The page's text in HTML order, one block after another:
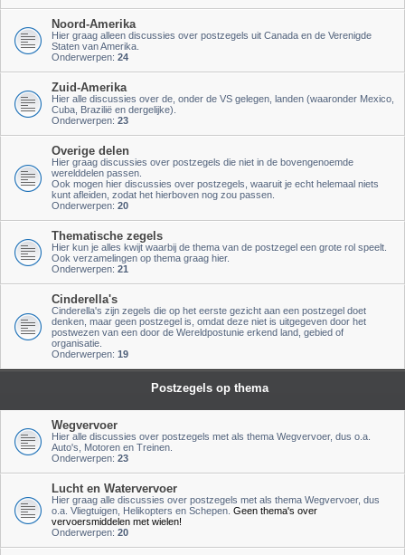
Noord-Amerika
Hier graag alleen discussies over postzegels uit Canada en de Verenigde
Staten van Amerika.
Onderwerpen: 24
Zuid-Amerika
Hier alle discussies over de, onder de VS gelegen, landen (waaronder Mexico,
Cuba, Brazilië en dergelijke).
Onderwerpen: 23
Overige delen
Hier graag discussies over postzegels die niet in de bovengenoemde
werelddelen passen.
Ook mogen hier discussies over postzegels, waaruit je echt helemaal niets
kunt afleiden, zodat het hierboven nog zou passen.
Onderwerpen: 20
Thematische zegels
Hier kun je alles kwijt waarbij de thema van de postzegel een grote rol speelt.
Ook verzamelingen op thema graag hier.
Onderwerpen: 21
Cinderella's
Cinderella's zijn zegels die op het eerste gezicht aan een postzegel doet
denken, maar geen postzegel is, omdat deze niet is uitgegeven door het
postwezen van een door de Wereldpostunie erkend land, gebied of
organisatie.
Onderwerpen: 19
Postzegels op thema
Wegvervoer
Hier alle discussies over postzegels met als thema Wegvervoer, dus o.a.
Auto's, Motoren en Treinen.
Onderwerpen: 23
Lucht en Watervervoer
Hier graag alle discussies over postzegels met als thema Wegvervoer, dus
o.a. Vliegtuigen, Helikopters en Schepen. Geen thema's over
vervoersmiddelen met wielen!
Onderwerpen: 20